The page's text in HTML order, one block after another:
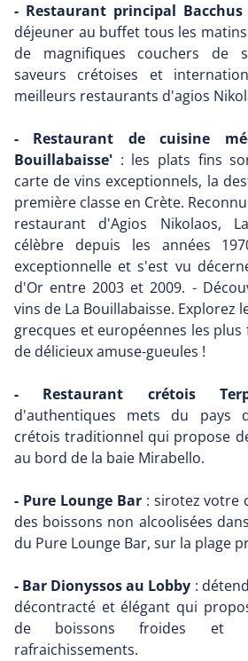
- Restaurant principal Bacchus
déjeuner au buffet tous les
de magnifiques couchers de
saveurs crétoises et
meilleurs restaurants d'agios
- Restaurant de cuisine
Bouillabaisse' : les plats fins
carte de vins exceptionnels, la
première classe en Crète.
restaurant d'Agios Nikolaos,
célèbre depuis les années
exceptionnelle et s'est vu
d'Or entre 2003 et 2009. -
vins de La Bouillabaisse. Explorez
grecques et européennes les plus
de délicieux amuse-gueules !
- Restaurant crétois
d'authentiques mets du pays
crétois traditionnel qui propose
au bord de la baie Mirabello.
- Pure Lounge Bar : sirotez votre
des boissons non alcoolisées
du Pure Lounge Bar, sur la plage
- Bar Dionyssos au Lobby :
décontracté et élégant qui
de boissons froides et
rafraichissements.